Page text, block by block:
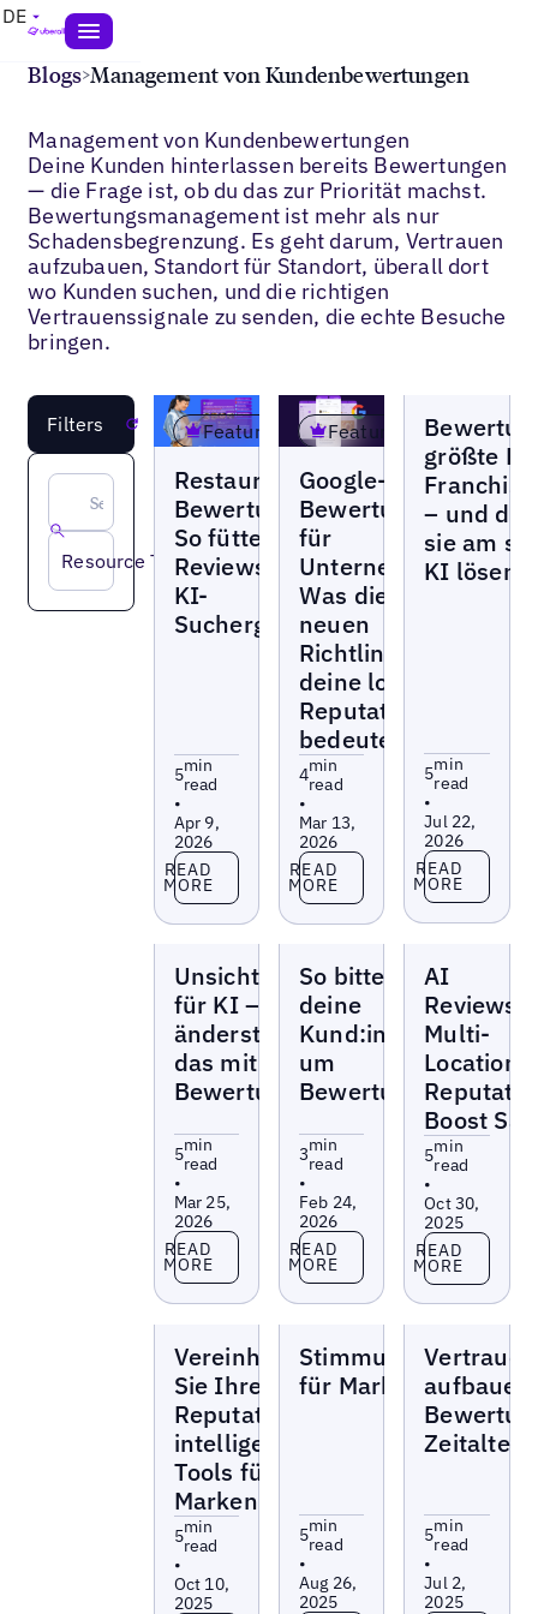
DE
Blogs>Management von Kundenbewertungen
Management von Kundenbewertungen
Deine Kunden hinterlassen bereits Bewertungen
— die Frage ist, ob du das zur Priorität machst.
Bewertungsmanagement ist mehr als nur
Schadensbegrenzung. Es geht darum, Vertrauen
aufzubauen, Standort für Standort, überall dort
wo Kunden suchen, und die richtigen
Vertrauenssignale zu senden, die echte Besuche
bringen.
Filters Reset
Resource Type
Featured
Restaurant-
Bewertungen:
So füttern
Reviews deine
KI-
Suchergebnisse
5min
read
•
Apr 9,
2026
Read more
READ
MORE
Featured
Google-
Bewertungen
für
Unternehmen:
Was die
neuen
Richtlinien für
deine lokale
Reputation
bedeuten
4min
read
•
Mar 13,
2026
Read more
READ
MORE
größte
– und die
sie am
KI lösen
5min
read
•
Jul 22,
2026
Read more
READ
MORE
Unsichtbar
für KI – so
änderst du
das mit
Bewertungen
5min
read
•
Mar 25,
2026
Read more
READ
MORE
So bittest du
deine
Kund:innen
um
Bewertungen
3min
read
•
Feb 24,
2026
Read more
READ
MORE
AI
Reviews:
Multi-
Location
Boost
5min
read
•
Oct 30,
2025
Read more
READ
MORE
Vereinheitlichen
Sie Ihre Online-
Reputation mit
intelligenten
Tools für
Marken
5min
read
•
Oct 10,
2025
Stimmungsanalyse
für Marketer
5min
read
•
Aug 26,
2025
Zeitalter
5min
read
•
Jul 2,
2025